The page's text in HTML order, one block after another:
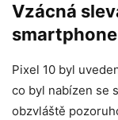
Vzácná
smartphone
Pixel 10 byl
co byl nabízen se
obzvláště